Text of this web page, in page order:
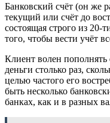
Банковский счёт (он же
текущий или счёт до
состоящая строго из 20-
того, чтобы вести учёт
Клиент волен пополнять
деньги столько раз,
целью частого его
быть несколько
банках, как и в разных